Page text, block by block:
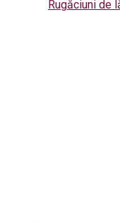
Rugăciuni de